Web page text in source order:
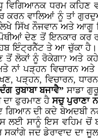
ਧਰਮ ਕਹਿਣ
ਕਰਨ ਵਾਲਿਆਂ ਨੂੰ ਤਾਂ
ਸਿੱਖ ਨੌਜਵਾਨ ਅਤੇ
ਦੇਣ ਤੋਂ ਇਨਕਾਰ ਕਰ
ਇੰਟ੍ਰਨੈੱਟ ਤੇ ਆ ਚੁੱਕਾ
ਲੋਕਾਂ ਨੂੰ ਰੋਕੇਗਾ? ਅਤੇ
ਪੜ੍ਹਨ ਵਿਚਾਰਨ ਅਤੇ
ਪੜ੍ਹਨ, ਵਿਚਾਰਨ,
ਰੁਬਾਬਾ ਬਜਾਵੈ”ਸਾਡਾ
ਦਾ ਫੁਰਮਾਣ ਹੈਸਚੁ ਪੁਰਾਣਾ
ਗਿਆਨ ਦੀ ਕਦੇ ਬੇਅਦਬੀ
ਸਾਨੂੰ ਇਸ ਵਹਿਮ ਚੋਂ
ਜਦ ਡੇਰਾਵਾਦ ਦਾ